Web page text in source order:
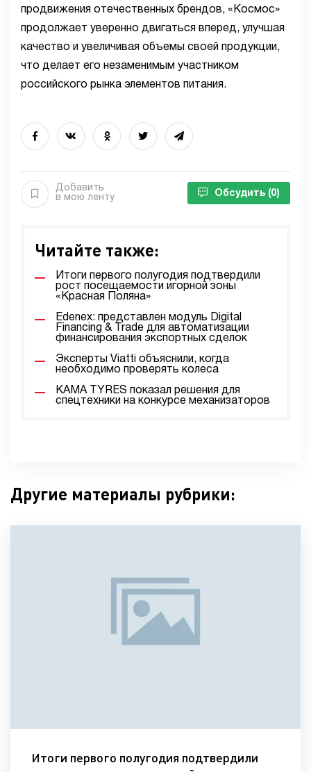
продвижения отечественных брендов, «Космос»
продолжает уверенно двигаться вперед, улучшая
качество и увеличивая объемы своей продукции,
что делает его незаменимым участником
российского рынка элементов питания.
Добавить
в мою ленту
Обсудить (0)
Читайте также:
Итоги первого полугодия подтвердили
рост посещаемости игорной зоны
«Красная Поляна»
Edenex: представлен модуль Digital
Financing & Trade для автоматизации
финансирования экспортных сделок
Эксперты Viatti объяснили, когда
необходимо проверять колеса
KAMA TYRES показал решения для
спецтехники на конкурсе механизаторов
Другие материалы рубрики:
Итоги первого полугодия подтвердили